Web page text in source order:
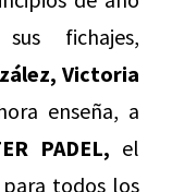
fichajes,
Victoria
enseña, a
PADEL, el
todos los